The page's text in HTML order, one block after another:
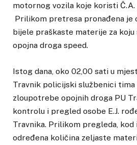
motornog vozila koje koristi Č.A.
Prilikom pretresa pronađena je
bijele praškaste materije za koju
opojna droga speed.
Istog dana, oko 02,00 sati u
Travnik policijski službenici
zloupotrebe opojnih droga PU
kontrolu i pregled osobe E.J.
Travnika. Prilikom pregleda,
određena količina zeljaste